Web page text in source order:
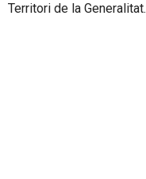
Territori de la Generalitat.